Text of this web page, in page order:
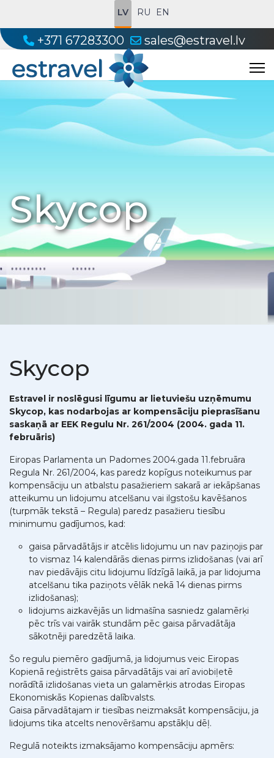
LV RU EN
+371 67283300 sales@estravel.lv
Skycop
Skycop
Estravel ir noslēgusi līgumu ar lietuviešu uzņēmumu
Skycop, kas nodarbojas ar kompensāciju pieprasīšanu
saskaņā ar EEK Regulu Nr. 261/2004 (2004. gada 11.
februāris)
Eiropas Parlamenta un Padomes 2004.gada 11.februāra
Regula Nr. 261/2004, kas paredz kopīgus noteikumus par
kompensāciju un atbalstu pasažieriem sakarā ar iekāpšanas
atteikumu un lidojumu atcelšanu vai ilgstošu kavēšanos
(turpmāk tekstā – Regula) paredz pasažieru tiesību
minimumu gadījumos, kad:
gaisa pārvadātājs ir atcēlis lidojumu un nav paziņojis par
to vismaz 14 kalendārās dienas pirms izlidošanas (vai arī
nav piedāvājis citu lidojumu līdzīgā laikā, ja par lidojuma
atcelšanu tika paziņots vēlāk nekā 14 dienas pirms
izlidošanas);
lidojums aizkavējās un lidmašīna sasniedz galamērķi
pēc trīs vai vairāk stundām pēc gaisa pārvadātāja
sākotnēji paredzētā laika.
Šo regulu piemēro gadījumā, ja lidojumus veic Eiropas
Kopienā reģistrēts gaisa pārvadātājs vai arī aviobiļetē
norādītā izlidošanas vieta un galamērķis atrodas Eiropas
Ekonomiskās Kopienas dalībvalsts.
Gaisa pārvadātajam ir tiesības neizmaksāt kompensāciju, ja
lidojums tika atcelts nenovēršamu apstākļu dēļ.
Regulā noteikts izmaksājamo kompensāciju apmērs: